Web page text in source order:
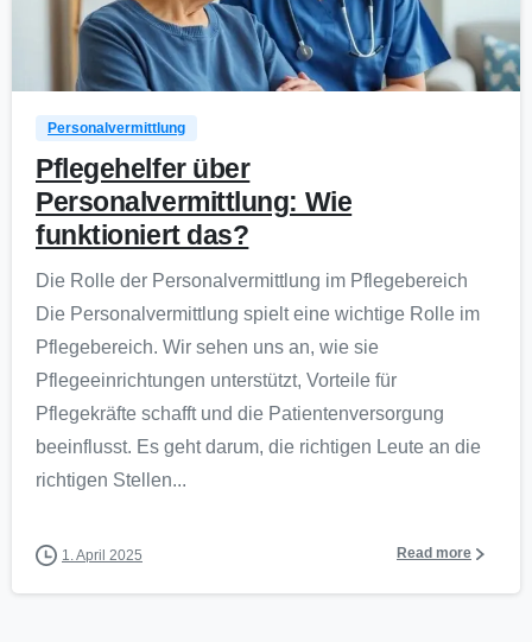
0
Personalvermittlung
Pflegehelfer über
Personalvermittlung: Wie
funktioniert das?
Die Rolle der Personalvermittlung im Pflegebereich
Die Personalvermittlung spielt eine wichtige Rolle im
Pflegebereich. Wir sehen uns an, wie sie
Pflegeeinrichtungen unterstützt, Vorteile für
Pflegekräfte schafft und die Patientenversorgung
beeinflusst. Es geht darum, die richtigen Leute an die
richtigen Stellen...
1. April 2025 Read more